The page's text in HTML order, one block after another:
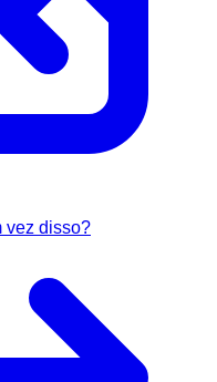
vez disso?